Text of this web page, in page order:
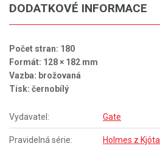
DODATKOVÉ INFORMACE
Počet stran: 180
Formát: 128 × 182 mm
Vazba: brožovaná
Tisk: černobílý
Vydavatel: Gate
Pravidelná série: Holmes z Kjóta